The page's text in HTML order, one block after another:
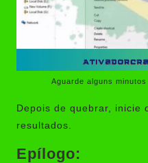
Aguarde alguns
Depois de quebrar, inicie
resultados.
Epílogo: